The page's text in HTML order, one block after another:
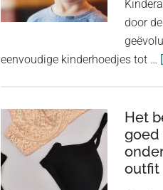
door
eenvoudige kinderhoedjes tot …
Het
goed
outfit